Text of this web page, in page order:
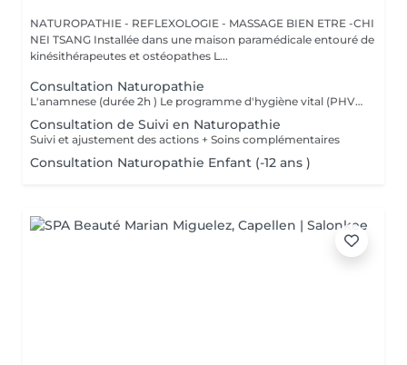
NATUROPATHIE - REFLEXOLOGIE - MASSAGE BIEN ETRE -CHI
NEI TSANG Installée dans une maison paramédicale entouré de
kinésithérapeutes et ostéopathes L...
Consultation Naturopathie
L'anamnese (durée 2h ) Le programme d'hygiène vital (PHV) Je vous remettrai un programme d'hygiène vital, par mail, sous quelques jours , Il est constitué de conseils naturopathiques personnalisés et dédiés pour une prise en charge globale des différents plans de la santé (alimentation, activités physiques, gestion psycho-émotionnel) et pourra être complété selon le cas par des complémentations nutritionnelles. Nous ferons un point par téléphone afin de vous donner plus amples explications sur ces conseils.
Consultation de Suivi en Naturopathie
Suivi et ajustement des actions + Soins complémentaires
Consultation Naturopathie Enfant (-12 ans )